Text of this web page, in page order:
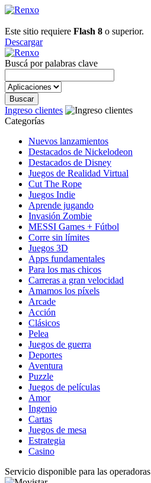
Este sitio requiere Flash 8 o superior.
Descargar
Buscá por palabras clave
Ingreso clientes
Categorías
Nuevos lanzamientos
Destacados de Nickelodeon
Destacados de Disney
Juegos de Realidad Virtual
Cut The Rope
Juegos Indie
Aprende jugando
Invasión Zombie
MESSI Games + Fútbol
Corre sin límites
Juegos 3D
Apps fundamentales
Para los mas chicos
Carreras a gran velocidad
Amamos los píxels
Arcade
Acción
Clásicos
Pelea
Juegos de guerra
Deportes
Aventura
Puzzle
Juegos de películas
Amor
Ingenio
Cartas
Juegos de mesa
Estrategia
Casino
Servicio disponible para las operadoras